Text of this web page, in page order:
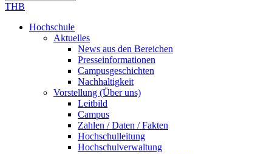
THB
Hochschule
Aktuelles
News aus den Bereichen
Presseinformationen
Campusgeschichten
Nachhaltigkeit
Vorstellung (Über uns)
Leitbild
Campus
Zahlen / Daten / Fakten
Hochschulleitung
Hochschulverwaltung